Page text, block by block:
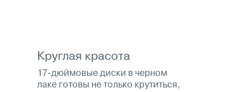
Круглая красота
17-дюймовые диски в черном
лаке готовы не только крутиться,